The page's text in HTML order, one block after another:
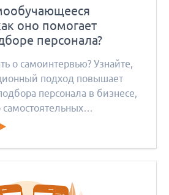
оно помогает
персонала?
о самоинтервью? Узнайте,
подход повышает
персонала в бизнесе,
их преимуществах.